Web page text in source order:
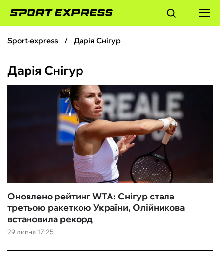
ФУТБОЛ
БАСКЕТБОЛ
КІБЕРСПОРТ
ЧС-2026
sport-express Дарія Снігур
Дарія Снігур
29 липня 17:25
Оновлено рейтинг WTA: Снігур стала
третьою ракеткою України, Олійникова
встановила рекорд